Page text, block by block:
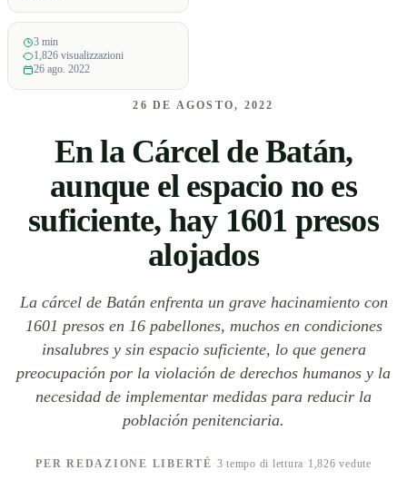
3 min
1,826 visualizzazioni
26 ago. 2022
26 DE AGOSTO, 2022
En la Cárcel de Batán,
aunque el espacio no es
suficiente, hay 1601 presos
alojados
La cárcel de Batán enfrenta un grave hacinamiento con
1601 presos en 16 pabellones, muchos en condiciones
insalubres y sin espacio suficiente, lo que genera
preocupación por la violación de derechos humanos y la
necesidad de implementar medidas para reducir la
población penitenciaria.
PER REDAZIONE LIBERTÉ ·3 tempo di lettura· 1,826 vedute